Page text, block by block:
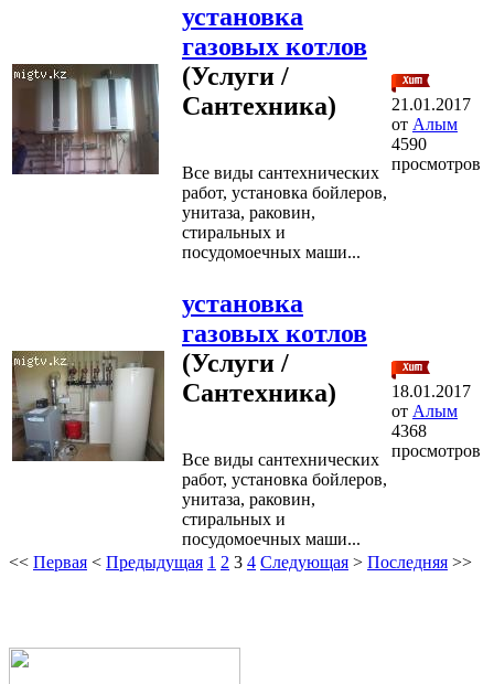
установка
газовых котлов
(Услуги /
Сантехника)
Все виды сантехнических
работ, установка бойлеров,
унитаза, раковин,
стиральных и
посудомоечных маши...
21.01.2017
от Алым
4590
просмотров
установка
газовых котлов
(Услуги /
Сантехника)
Все виды сантехнических
работ, установка бойлеров,
унитаза, раковин,
стиральных и
посудомоечных маши...
18.01.2017
от Алым
4368
просмотров
<< Первая < Предыдущая 1 2 3 4 Следующая > Последняя >>